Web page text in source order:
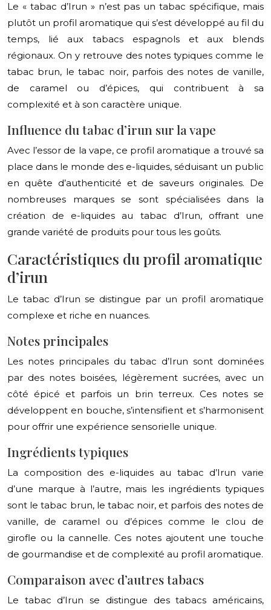
Le « tabac d’Irun » n’est pas un tabac spécifique, mais
plutôt un profil aromatique qui s’est développé au fil du
temps, lié aux tabacs espagnols et aux blends
régionaux. On y retrouve des notes typiques comme le
tabac brun, le tabac noir, parfois des notes de vanille,
de caramel ou d’épices, qui contribuent à sa
complexité et à son caractère unique.
Influence du tabac d’irun sur la vape
Avec l’essor de la vape, ce profil aromatique a trouvé sa
place dans le monde des e-liquides, séduisant un public
en quête d’authenticité et de saveurs originales. De
nombreuses marques se sont spécialisées dans la
création de e-liquides au tabac d’Irun, offrant une
grande variété de produits pour tous les goûts.
Caractéristiques du profil aromatique
d’irun
Le tabac d’Irun se distingue par un profil aromatique
complexe et riche en nuances.
Notes principales
Les notes principales du tabac d’Irun sont dominées
par des notes boisées, légèrement sucrées, avec un
côté épicé et parfois un brin terreux. Ces notes se
développent en bouche, s’intensifient et s’harmonisent
pour offrir une expérience sensorielle unique.
Ingrédients typiques
La composition des e-liquides au tabac d’Irun varie
d’une marque à l’autre, mais les ingrédients typiques
sont le tabac brun, le tabac noir, et parfois des notes de
vanille, de caramel ou d’épices comme le clou de
girofle ou la cannelle. Ces notes ajoutent une touche
de gourmandise et de complexité au profil aromatique.
Comparaison avec d’autres tabacs
Le tabac d’Irun se distingue des tabacs américains,